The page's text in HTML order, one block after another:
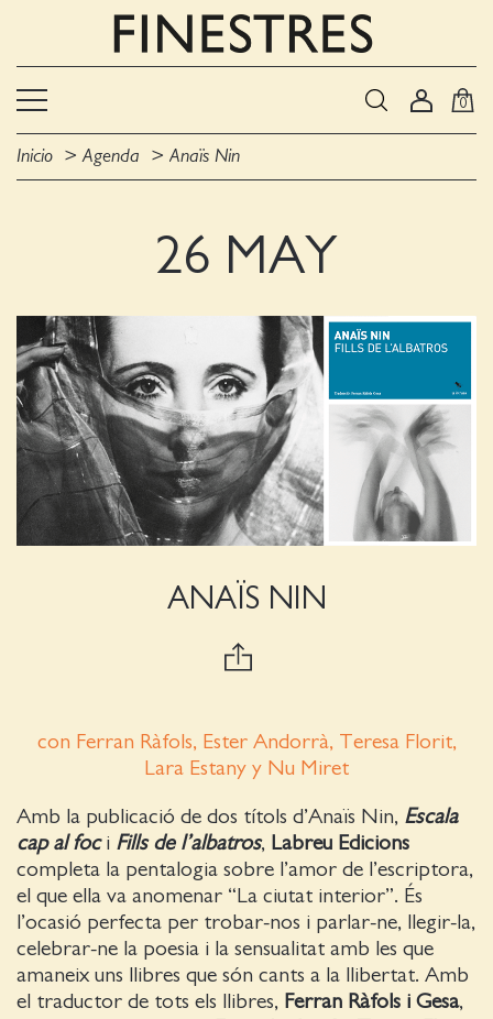
0
Inicio Agenda Anaïs Nin
26 MAY
ANAÏS NIN
con Ferran Ràfols, Ester Andorrà, Teresa Florit,
Lara Estany y Nu Miret
Amb la publicació de dos títols d’Anaïs Nin, Escala
cap al foci Fills de l’albatros, Labreu Edicions
completa la pentalogia sobre l’amor de l’escriptora,
el que ella va anomenar “La ciutat interior”. És
l’ocasió perfecta per trobar-nos i parlar-ne, llegir-la,
celebrar-ne la poesia i la sensualitat amb les que
amaneix uns llibres que són cants a la llibertat. Amb
el traductor de tots els llibres, Ferran Ràfols i Gesa,